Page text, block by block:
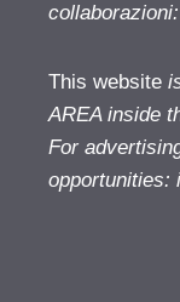
collaborazioni:
This website
AREA inside
For
opportunities: